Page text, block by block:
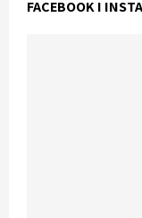
FACEBOOK I